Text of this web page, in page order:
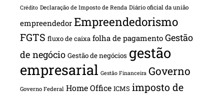
Crédito Declaração de Imposto de Renda Diário oficial da união
empreendedor Empreendedorismo
FGTS fluxo de caixa folha de pagamento Gestão
de negócio Gestão de negócios gestão
empresarial Gestão Financeira Governo
Governo Federal Home Office ICMS imposto de